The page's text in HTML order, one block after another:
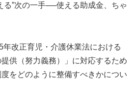
る”次の一手──使える助成金、ちゃ
改正育児・介護休業法における
提供（努力義務）」に対応するため
をどのように整備すべきかについ